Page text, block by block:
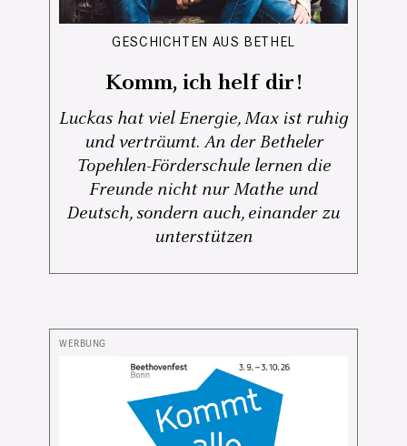
GESCHICHTEN AUS BETHEL
Komm, ich helf dir!
Luckas hat viel Energie, Max ist ruhig
und verträumt. An der Betheler
Topehlen-Förderschule lernen die
Freunde nicht nur Mathe und
Deutsch, sondern auch, einander zu
unterstützen